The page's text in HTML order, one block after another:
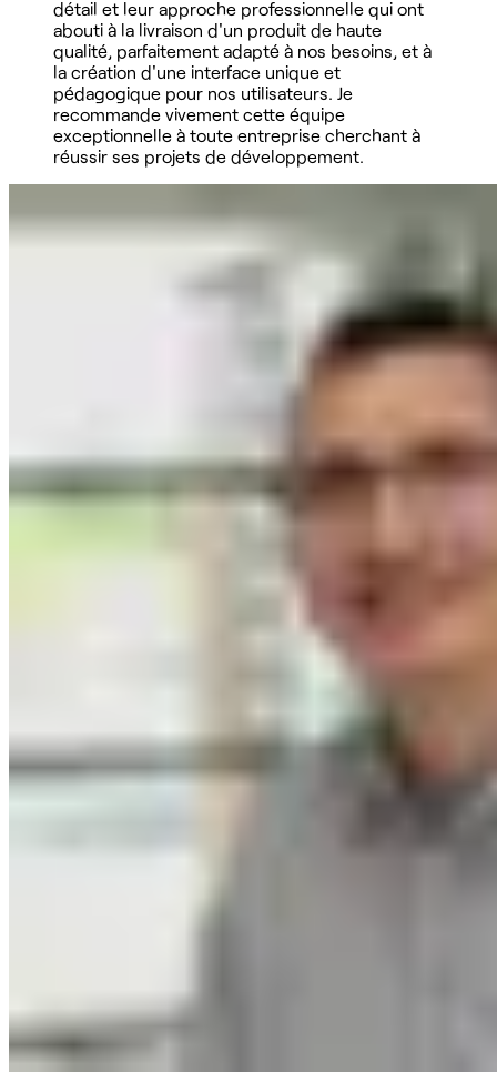
détail et leur approche professionnelle qui ont
abouti à la livraison d'un produit de haute
qualité, parfaitement adapté à nos besoins, et à
la création d'une interface unique et
pédagogique pour nos utilisateurs. Je
recommande vivement cette équipe
exceptionnelle à toute entreprise cherchant à
réussir ses projets de développement.